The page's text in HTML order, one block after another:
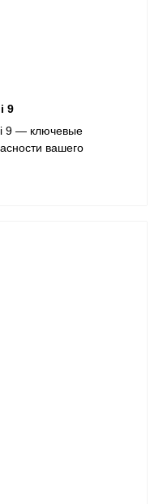
9
9 — ключевые
вашего